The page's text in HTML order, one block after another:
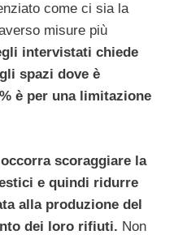
come ci sia la
misure più
intervistati chiede
spazi dove è
è per una limitazione
scoraggiare la
e quindi ridurre
alla produzione del
dei loro rifiuti. Non